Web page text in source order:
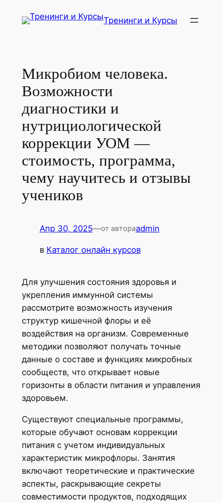
Тренинги и Курсы
Микробиом человека.
Возможности
диагностики и
нутрициологической
коррекции УОМ —
стоимость, программа,
чему научитесь и отзывы
учеников
Апр 30, 2025—от автораadmin
в Каталог онлайн курсов
Для улучшения состояния здоровья и
укрепления иммунной системы
рассмотрите возможность изучения
структур кишечной флоры и её
воздействия на организм. Современные
методики позволяют получать точные
данные о составе и функциях микробных
сообществ, что открывает новые
горизонты в области питания и управления
здоровьем.
Существуют специальные программы,
которые обучают основам коррекции
питания с учетом индивидуальных
характеристик микрофлоры. Занятия
включают теоретические и практические
аспекты, раскрывающие секреты
совместимости продуктов, подходящих